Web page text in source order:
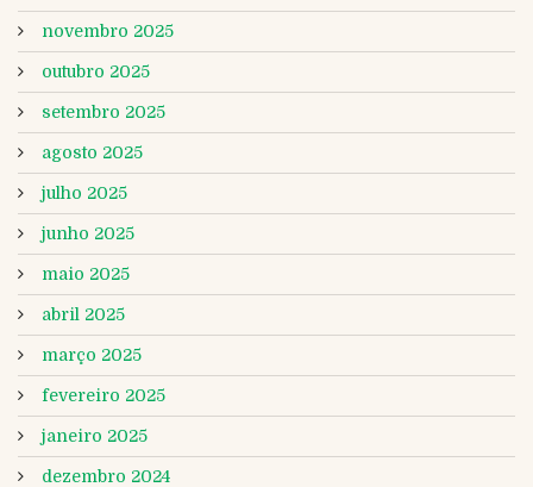
novembro 2025
outubro 2025
setembro 2025
agosto 2025
julho 2025
junho 2025
maio 2025
abril 2025
março 2025
fevereiro 2025
janeiro 2025
dezembro 2024